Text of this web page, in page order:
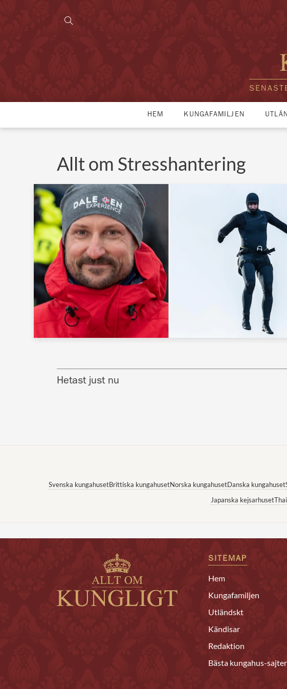
HEM KUNGAFAMILJEN
Allt om Stresshantering
Hetast just nu
Svenska kungahusetBrittiska kungahusetNorska kungahusetDanska kungahuset
Japanska kejsarhuset
SITEMAP
Hem
Kungafamiljen
Utländskt
Kändisar
Redaktion
Bästa kungahus-